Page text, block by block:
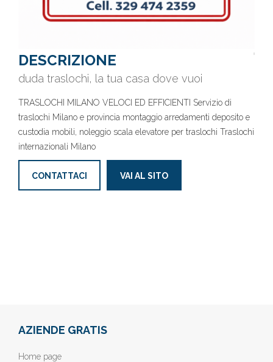
DESCRIZIONE
duda traslochi, la tua casa dove vuoi
TRASLOCHI MILANO VELOCI ED EFFICIENTI Servizio di
traslochi Milano e provincia montaggio arredamenti deposito e
custodia mobili, noleggio scala elevatore per traslochi Traslochi
internazionali Milano
CONTATTACI VAI AL SITO
AZIENDE GRATIS
Home page